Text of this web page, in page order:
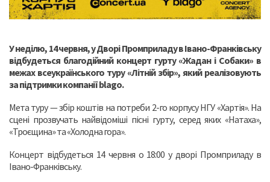
У неділю, 14 червня, у Дворі Промприладу в Івано-Франківську
відбудеться благодійний концерт гурту «Жадан і Собаки» в
межах всеукраїнського туру «Літній збір», який реалізовують
за підтримки компанії blago.
Мета туру — збір коштів на потреби 2-го корпусу НГУ «Хартія». На
сцені прозвучать найвідоміші пісні гурту, серед яких «Натаха»,
«Троєщина» та «Холодна гора».
Концерт відбудеться 14 червня о 18:00 у дворі Промприладу в
Івано-Франківську.